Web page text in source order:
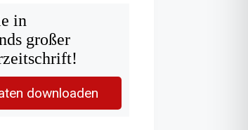
in
großer
downloaden